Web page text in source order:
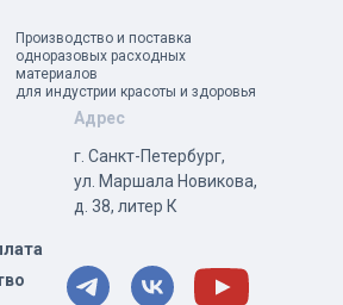
Производство и поставка
одноразовых расходных
материалов
для индустрии красоты и здоровья
Адрес
г. Санкт-Петербург,
ул. Маршала Новикова,
д. 38, литер К